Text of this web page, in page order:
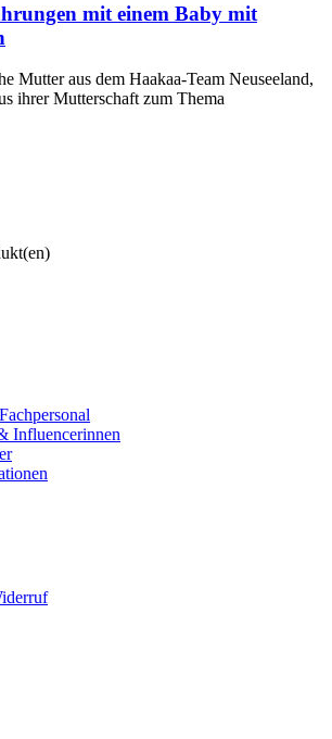
mit einem Baby mit
Mutter aus dem Haakaa-Team Neuseeland,
ihrer Mutterschaft zum Thema
Influencerinnen